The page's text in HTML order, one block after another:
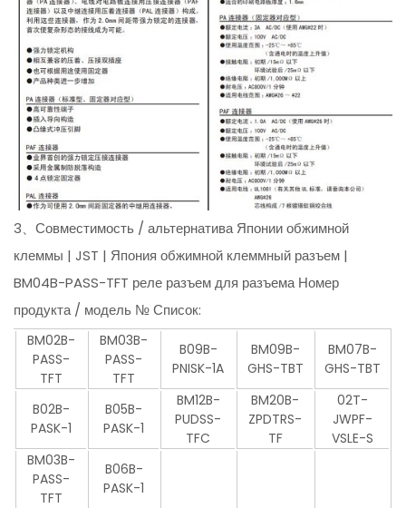
3、Совместимость / альтернатива Японии обжимной
клеммы | JST | Япония обжимной клеммный разъем |
BM04B-PASS-TFT реле разъем для разъема Номер
продукта / модель № Список:
BM02B-
PASS-
TFT
BM03B-
PASS-
TFT
B09B-
PNISK-1A
BM09B-
GHS-TBT
BM07B-
GHS-TBT
B02B-
PASK-1
B05B-
PASK-1
BM12B-
PUDSS-
TFC
BM20B-
ZPDTRS-
TF
02T-
JWPF-
VSLE-S
BM03B-
PASS-
TFT
B06B-
PASK-1